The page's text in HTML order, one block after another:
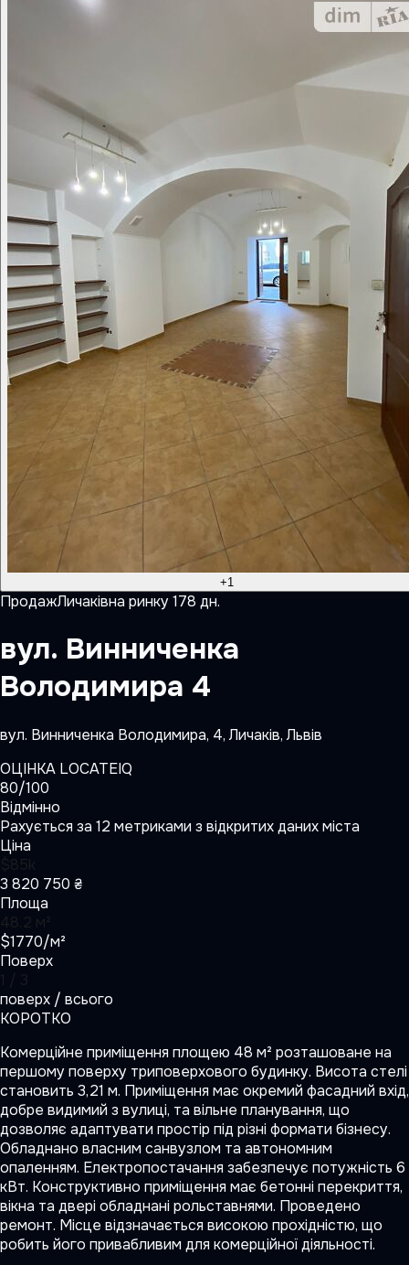
+1
ПродажЛичаківна ринку 178 дн.
вул. Винниченка
Володимира 4
вул. Винниченка Володимира, 4, Личаків, Львів
ОЦІНКА LOCATEIQ
80/100
Відмінно
Рахується за 12 метриками з відкритих даних міста
Ціна
$85k
3 820 750 ₴
Площа
48.2 м²
$1770/м²
Поверх
1 / 3
поверх / всього
КОРОТКО
Комерційне приміщення площею 48 м² розташоване на
першому поверху триповерхового будинку. Висота стелі
становить 3,21 м. Приміщення має окремий фасадний вхід,
добре видимий з вулиці, та вільне планування, що
дозволяє адаптувати простір під різні формати бізнесу.
Обладнано власним санвузлом та автономним
опаленням. Електропостачання забезпечує потужність 6
кВт. Конструктивно приміщення має бетонні перекриття,
вікна та двері обладнані рольставнями. Проведено
ремонт. Місце відзначається високою прохідністю, що
робить його привабливим для комерційної діяльності.